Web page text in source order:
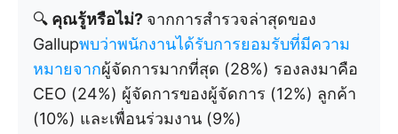
🔍 คุณรู้หรือไม่? จากการสำรวจล่าสุดของ
Gallupพบว่าพนักงานได้รับการยอมรับที่มีความ
หมายจากผู้จัดการมากที่สุด (28%) รองลงมาคือ
CEO (24%) ผู้จัดการของผู้จัดการ (12%) ลูกค้า
(10%) และเพื่อนร่วมงาน (9%)